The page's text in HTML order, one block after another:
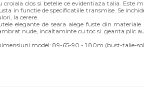
clos si betelie ce evidentiaza talia. Este
in functie de specificatiile transmise. Se
la cerere.
elegante de seara alege fuste din materiale
nude, incaltaminte cu toc si geanta plic
model: 89-65-90 - 1.80m (bust-talie-